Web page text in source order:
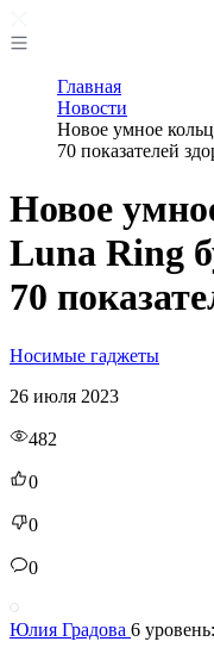
Главная
Новости
Новое умное
70 показателей
Новое
Luna Ring
70
Носимые гаджеты
26 июля 2023
482
0
0
0
Юлия Градова 6